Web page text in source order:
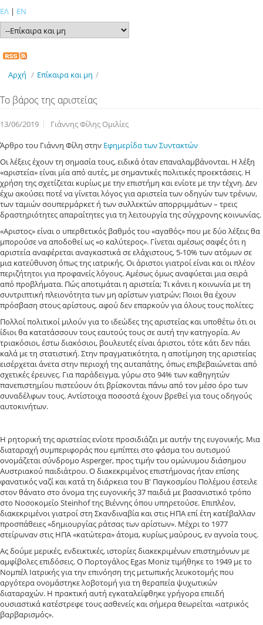
ΕΛ | EN
Αρχή / Επίκαιρα και μη /
Το βάρος της αριστείας
13/06/2019
Γιάννης Φίλης Ομιλίες
Άρθρο του Γιάννη Φίλη στην Εφημερίδα των Συντακτών
Οι λέξεις έχουν τη σημασία τους, ειδικά όταν επαναλαμβάνονται. Η λέξη
«αριστεία» είναι μία από αυτές, με σημαντικές πολιτικές προεκτάσεις. Η
χρήση της σχετίζεται κυρίως με την επιστήμη και ενίοτε με την τέχνη. Δεν
έχω ακούσει ποτέ να γίνεται λόγος για αριστεία των οδηγών των τρένων,
των ταμιών σουπερμάρκετ ή των συλλεκτών απορριμμάτων – τρεις
δραστηριότητες απαραίτητες για τη λειτουργία της σύγχρονης κοινωνίας.
«Αριστος» είναι ο υπερθετικός βαθμός του «αγαθός» που με δύο λέξεις θα
μπορούσε να αποδοθεί ως «ο καλύτερος». Γίνεται αμέσως σαφές ότι η
αριστεία αναφέρεται αναγκαστικά σε ελάχιστους, 5-10% των ατόμων σε
μια κατεύθυνση όπως της ιατρικής. Οι άριστοι γιατροί είναι και οι πλέον
περιζήτητοι για προφανείς λόγους. Αμέσως όμως αναφύεται μια σειρά
από προβλήματα. Πώς αποτιμάται η αριστεία; Τι κάνει η κοινωνία με τη
συντριπτική πλειονότητα των μη αρίστων γιατρών; Ποιοι θα έχουν
πρόσβαση στους αρίστους, αφού δεν επαρκούν για όλους τους πολίτες;
Πολλοί πολιτικοί μιλούν για το ιδεώδες της αριστείας και υποθέτω ότι οι
ίδιοι θα κατατάσσουν τους εαυτούς τους σε αυτή την κατηγορία. Αν
τριακόσιοι, έστω διακόσιοι, βουλευτές είναι άριστοι, τότε κάτι δεν πάει
καλά με τη στατιστική. Στην πραγματικότητα, η αποτίμηση της αριστείας
εισέρχεται άνετα στην περιοχή της αυταπάτης, όπως επιβεβαιώνεται από
σχετικές έρευνες. Για παράδειγμα, γύρω στο 94% των καθηγητών
πανεπιστημίου πιστεύουν ότι βρίσκονται πάνω από τον μέσο όρο των
συναδέλφων τους. Αντίστοιχα ποσοστά έχουν βρεθεί για τους οδηγούς
αυτοκινήτων.
Η ρητορική της αριστείας ενίοτε προσιδιάζει με αυτήν της ευγονικής. Μια
διαταραχή συμπεριφοράς που εμπίπτει στο φάσμα του αυτισμού
ονομάζεται σύνδρομο Asperger, προς τιμήν του ομώνυμου διάσημου
Αυστριακού παιδιάτρου. Ο διακεκριμένος επιστήμονας ήταν επίσης
φανατικός ναζί και κατά τη διάρκεια του Β' Παγκοσμίου Πολέμου έστειλε
στον θάνατο στο όνομα της ευγονικής 37 παιδιά με βασανιστικό τρόπο
στο Νοσοκομείο Steinhof της Βιέννης όπου υπηρετούσε. Επιπλέον,
διακεκριμένοι γιατροί στη Σκανδιναβία και στις ΗΠΑ επί έτη κατέβαλλαν
προσπάθειες «δημιουργίας ράτσας των αρίστων». Μέχρι το 1977
στείρωναν στις ΗΠΑ «κατώτερα» άτομα, κυρίως μαύρους, εν αγνοία τους.
Ας δούμε μερικές, ενδεικτικές, ιστορίες διακεκριμένων επιστημόνων με
αμφίβολες επιδόσεις. Ο Πορτογάλος Egas Moniz τιμήθηκε το 1949 με το
Νομπέλ Ιατρικής για την επινόηση της μετωπικής λευκοτομής που
αργότερα ονομάστηκε λοβοτομή για τη θεραπεία ψυχωτικών
διαταραχών. Η πρακτική αυτή εγκαταλείφθηκε γρήγορα επειδή
ουσιαστικά κατέστρεφε τους ασθενείς και σήμερα θεωρείται «ιατρικός
βαρβαρισμός».